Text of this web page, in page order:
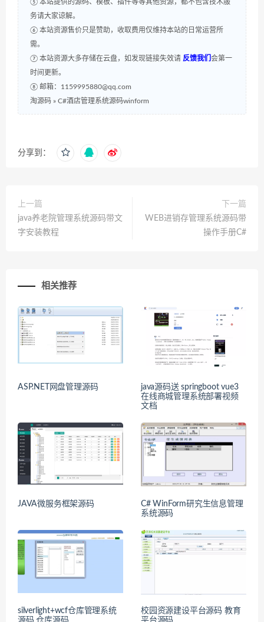
⑤ 本站提供的源码、模板、插件等等其他资源，都不包含技术服
务请大家谅解。
⑥ 本站资源售价只是赞助，收取费用仅维持本站的日常运营所
需。
⑦ 本站资源大多存储在云盘，如发现链接失效请 反馈我们 会第一
时间更新。
⑧ 邮箱：1159995880@qq.com
淘源码 » C#酒店管理系统源码winform
分享到：
上一篇
java养老院管理系统源码带文
字安装教程
下一篇
WEB进销存管理系统源码带
操作手册C#
相关推荐
ASP.NET网盘管理源码
java源码送 springboot vue3
在线商城管理系统部署视频
文档
JAVA微服务框架源码
C# WinForm研究生信息管理
系统源码
silverlight+wcf仓库管理系统
源码 仓库源码
校园资源建设平台源码 教育
平台源码